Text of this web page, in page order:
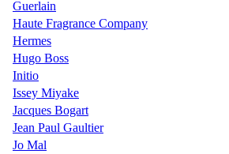
Guerlain
Haute Fragrance Company
Hermes
Hugo Boss
Initio
Issey Miyake
Jacques Bogart
Jean Paul Gaultier
Jo Mal